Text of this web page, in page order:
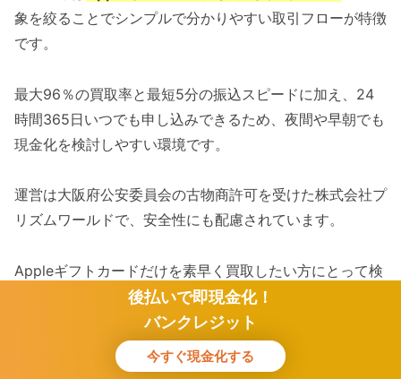
象を絞ることでシンプルで分かりやすい取引フローが特徴
です。
最大96％の買取率と最短5分の振込スピードに加え、24
時間365日いつでも申し込みできるため、夜間や早朝でも
現金化を検討しやすい環境です。
運営は大阪府公安委員会の古物商許可を受けた株式会社プ
リズムワールドで、安全性にも配慮されています。
Appleギフトカードだけを素早く買取したい方にとって検
討しやすい選択肢です。
ソクマネで換金する
後払いで即現金化！
バンクレジット
今すぐ現金化する